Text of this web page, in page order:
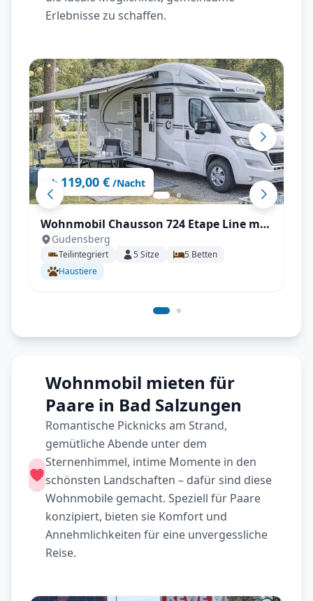
Erlebnisse zu schaffen.
ab 119,00 € /Nacht
Wohnmobil Chausson 724 Etape Line mit
Klimaanlage, SAT & TV uvm.
Gudensberg
Teilintegriert 5Sitze 5 Betten
Haustiere
Wohnmobil mieten für
Paare in Bad Salzungen
Romantische Picknicks am Strand,
gemütliche Abende unter dem
Sternenhimmel, intime Momente in den
schönsten Landschaften – dafür sind diese
Wohnmobile gemacht. Speziell für Paare
konzipiert, bieten sie Komfort und
Annehmlichkeiten für eine unvergessliche
Reise.